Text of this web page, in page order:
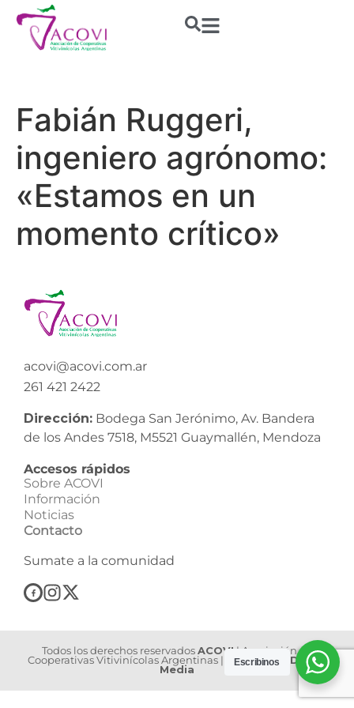
Fabián Ruggeri,
ingeniero agrónomo:
«Estamos en un
momento crítico»
acovi@acovi.com.ar
261 421 2422
Dirección: Bodega San Jerónimo, Av. Bandera
de los Andes 7518, M5521 Guaymallén, Mendoza
Accesos rápidos
Sobre ACOVI
Información
Noticias
Contacto
Sumate a la comunidad
Todos los derechos reservados ACOVI | Asociación de
Cooperativas Vitivinícolas Argentinas | Web Dev by Dilook
Media
Escribinos